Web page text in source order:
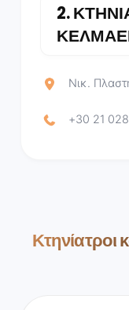
2.
Νικ.
+30 21
Κτηνίατροι